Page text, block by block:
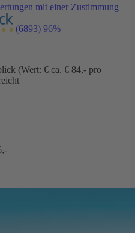
mit einer Zustimmung
(6893) 96%
(Wert: € ca. € 84,- pro